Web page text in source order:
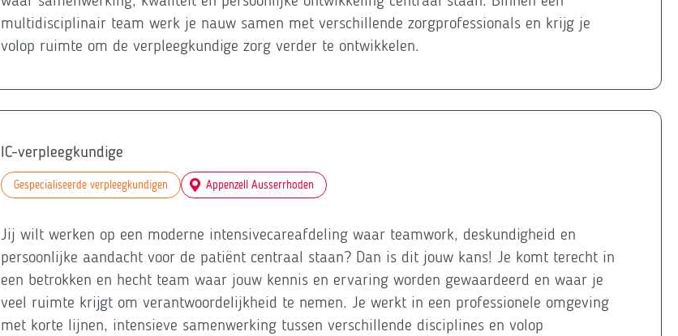
multidisciplinair team werk je nauw samen met verschillende zorgprofessionals en krijg je
volop ruimte om de verpleegkundige zorg verder te ontwikkelen.
IC-verpleegkundige
Gespecialiseerde verpleegkundigen Appenzell Ausserrhoden
Jij wilt werken op een moderne intensivecareafdeling waar teamwork, deskundigheid en
persoonlijke aandacht voor de patiënt centraal staan? Dan is dit jouw kans! Je komt terecht in
een betrokken en hecht team waar jouw kennis en ervaring worden gewaardeerd en waar je
veel ruimte krijgt om verantwoordelijkheid te nemen. Je werkt in een professionele omgeving
met korte lijnen, intensieve samenwerking tussen verschillende disciplines en volop